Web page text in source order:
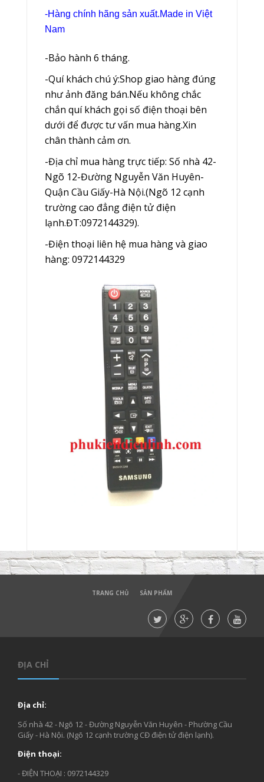
-Hàng chính hãng sản xuất.Made in Việt
Nam
-Bảo hành 6 tháng.
-Quí khách chú ý:Shop giao hàng đúng
như ảnh đăng bán.Nếu không chắc
chắn quí khách gọi số điện thoại bên
dưới để được tư vấn mua hàng.Xin
chân thành cảm ơn.
-Địa chỉ mua hàng trực tiếp: Số nhà 42-
Ngõ 12-Đường Nguyễn Văn Huyên-
Quận Cầu Giấy-Hà Nội.(Ngõ 12 cạnh
trường cao đẳng điện tử điện
lạnh.ĐT:0972144329).
-Điện thoại liên hệ mua hàng và giao
hàng: 0972144329
TRANG CHỦ SẢN PHẨM
ĐỊA CHỈ
Địa chỉ:
Số nhà 42 - Ngõ 12 - Đường Nguyễn Văn Huyên - Phường Cầu
Giấy - Hà Nội. (Ngõ 12 cạnh trường CĐ điện tử điện lạnh).
Điện thoại:
- ĐIỆN THOẠI : 0972144329